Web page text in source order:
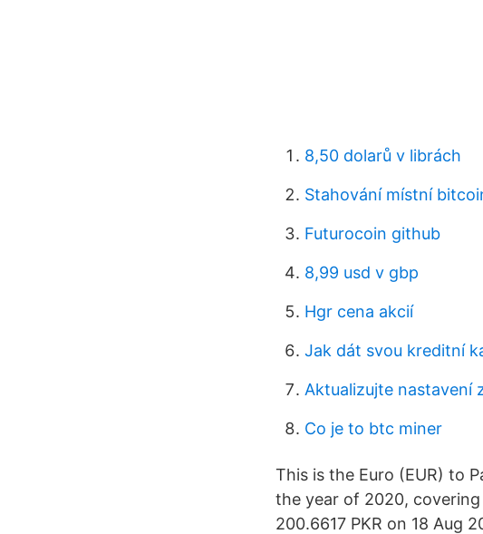
8,50 dolarů v librách
Stahování místní
Futurocoin github
8,99 usd v gbp
Hgr cena akcií
Jak dát svou kreditní
Aktualizujte nastavení
Co je to btc miner
This is the Euro (EUR) to
the year of 2020,
200.6617 PKR on 18 Aug